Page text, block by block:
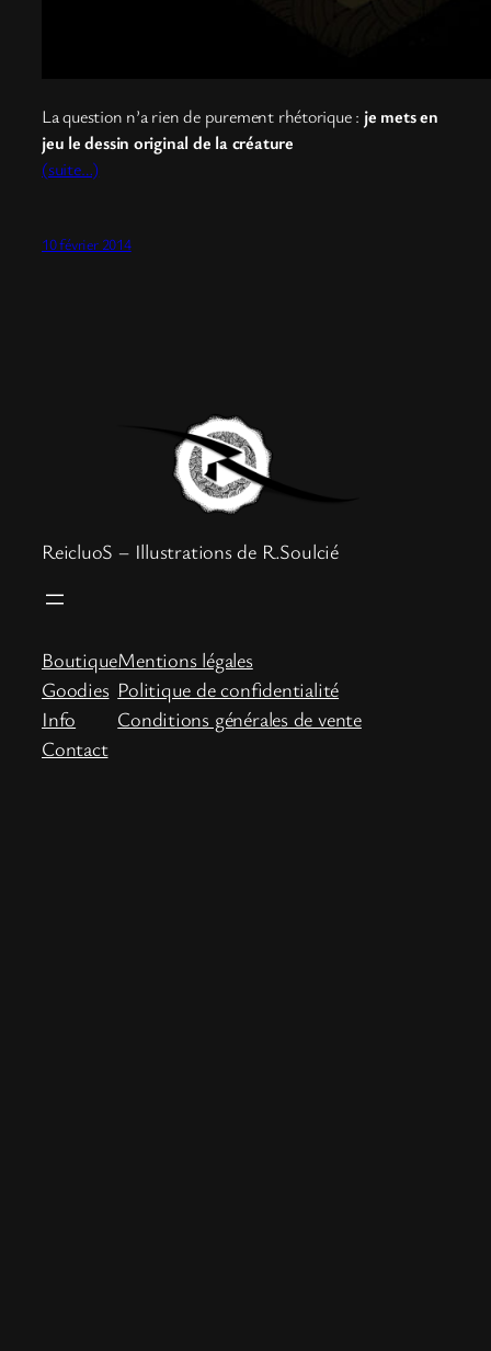
La question n’a rien de purement rhétorique : je mets en
jeu le dessin original de la créature
(suite…)
10 février 2014
ReicluoS – Illustrations de R.Soulcié
Boutique
Goodies
Info
Contact
Mentions légales
Politique de confidentialité
Conditions générales de vente